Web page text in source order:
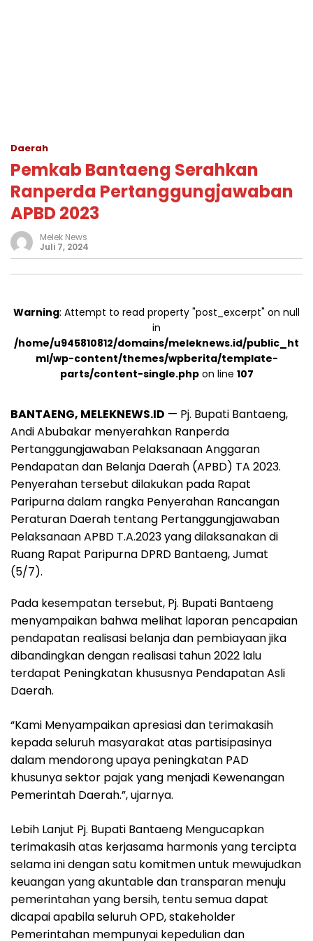
Daerah
Pemkab Bantaeng Serahkan
Ranperda Pertanggungjawaban
APBD 2023
Melek News
Juli 7, 2024
Warning: Attempt to read property "post_excerpt" on null
in
/home/u945810812/domains/meleknews.id/public_ht
ml/wp-content/themes/wpberita/template-
parts/content-single.phpon line 107
BANTAENG, MELEKNEWS.ID — Pj. Bupati Bantaeng,
Andi Abubakar menyerahkan Ranperda
Pertanggungjawaban Pelaksanaan Anggaran
Pendapatan dan Belanja Daerah (APBD) TA 2023.
Penyerahan tersebut dilakukan pada Rapat
Paripurna dalam rangka Penyerahan Rancangan
Peraturan Daerah tentang Pertanggungjawaban
Pelaksanaan APBD T.A.2023 yang dilaksanakan di
Ruang Rapat Paripurna DPRD Bantaeng, Jumat
(5/7).
Pada kesempatan tersebut, Pj. Bupati Bantaeng
menyampaikan bahwa melihat laporan pencapaian
pendapatan realisasi belanja dan pembiayaan jika
dibandingkan dengan realisasi tahun 2022 lalu
terdapat Peningkatan khususnya Pendapatan Asli
Daerah.
“Kami Menyampaikan apresiasi dan terimakasih
kepada seluruh masyarakat atas partisipasinya
dalam mendorong upaya peningkatan PAD
khusunya sektor pajak yang menjadi Kewenangan
Pemerintah Daerah.”, ujarnya.
Lebih Lanjut Pj. Bupati Bantaeng Mengucapkan
terimakasih atas kerjasama harmonis yang tercipta
selama ini dengan satu komitmen untuk mewujudkan
keuangan yang akuntable dan transparan menuju
pemerintahan yang bersih, tentu semua dapat
dicapai apabila seluruh OPD, stakeholder
Pemerintahan mempunyai kepedulian dan